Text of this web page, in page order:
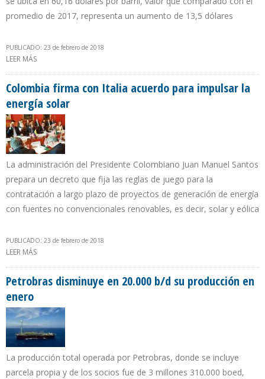
promedio de 2017, representa un aumento de 13,5 dólares
PUBLICADO: 23 de febrero de 2018
LEER MÁS
Colombia firma con Italia acuerdo para impulsar la
energía solar
La administración del Presidente Colombiano Juan Manuel Santos
prepara un decreto que fija las reglas de juego para la
contratación a largo plazo de proyectos de generación de energía
con fuentes no convencionales renovables, es decir, solar y eólica
PUBLICADO: 23 de febrero de 2018
LEER MÁS
Petrobras disminuye en 20.000 b/d su producción en
enero
La producción total operada por Petrobras, donde se incluye
parcela propia y de los socios fue de 3 millones 310.000 boed,